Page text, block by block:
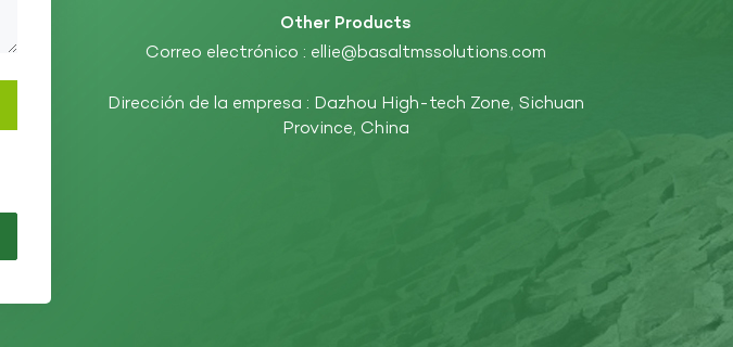
Other Products
Correo electrónico : ellie@basaltmssolutions.com
Dirección de la empresa : Dazhou High-tech Zone, Sichuan
Province, China